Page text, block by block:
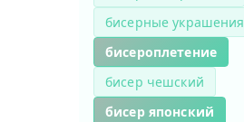
бисерные украшения
бисероплетение
бисер чешский
бисер японский